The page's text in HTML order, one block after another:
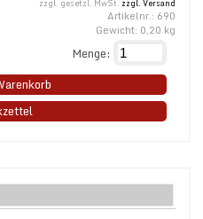
zzgl. gesetzl. MwSt. zzgl. Versand
Artikelnr.: 690
Gewicht: 0,20 kg
Menge: